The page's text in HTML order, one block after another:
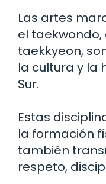
Las artes
el taekwondo,
taekkyeon,
la cultura y la
Sur.
Estas
la formación
también
respeto,